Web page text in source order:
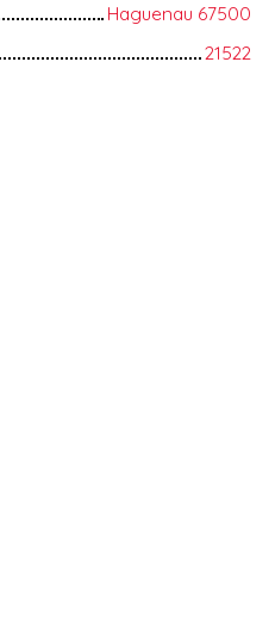
Haguenau 67500
21522